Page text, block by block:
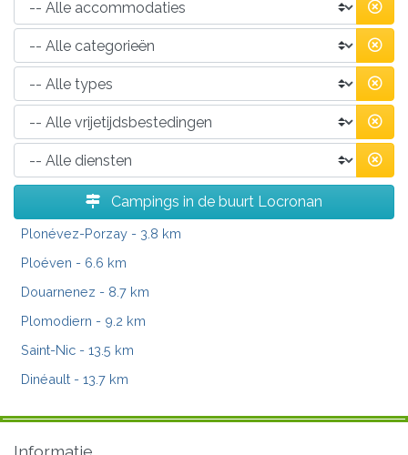
Campings in de buurt Locronan
Plonévez-Porzay - 3.8 km
Ploéven - 6.6 km
Douarnenez - 8.7 km
Plomodiern - 9.2 km
Saint-Nic - 13.5 km
Dinéault - 13.7 km
Informatie